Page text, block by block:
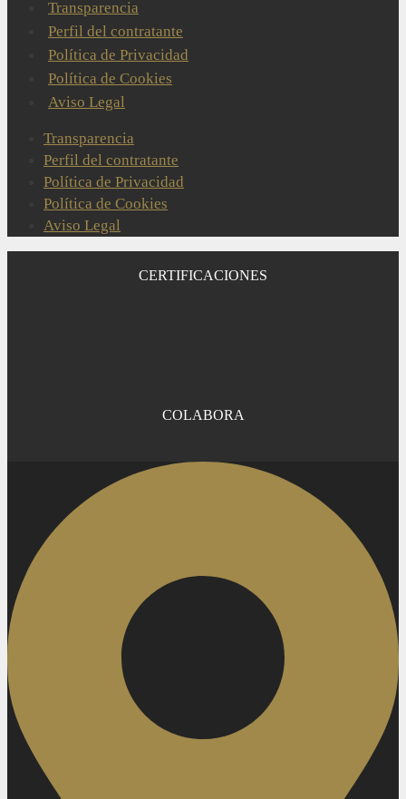
Transparencia
Perfil del contratante
Política de Privacidad
Política de Cookies
Aviso Legal
Transparencia
Perfil del contratante
Política de Privacidad
Política de Cookies
Aviso Legal
CERTIFICACIONES
COLABORA